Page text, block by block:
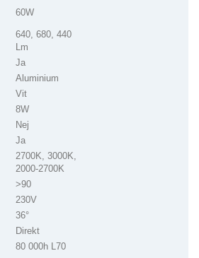
60W
640, 680, 440
Lm
Ja
Aluminium
Vit
8W
Nej
Ja
2700K, 3000K,
2000-2700K
>90
230V
36°
Direkt
80 000h L70